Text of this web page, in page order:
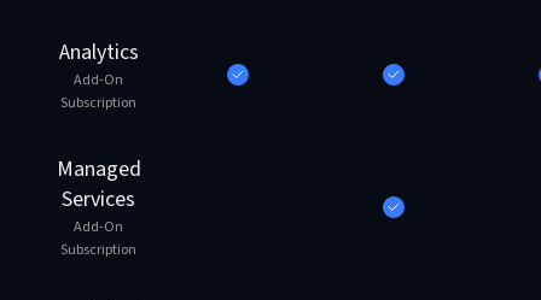
Analytics
Add-On
Subscription
Managed
Services
Add-On
Subscription